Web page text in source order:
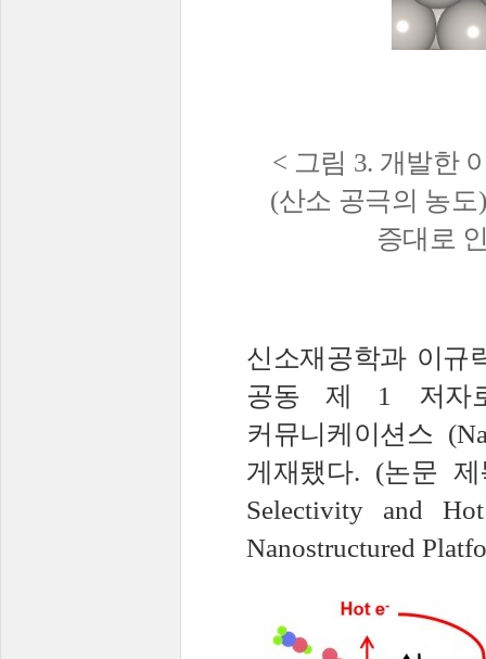
< 그림 3. 개발한
(산소 공극의 농도)
증대로
신소재공학과 이규
공동 제
1 저
커뮤니케이션스
게재됐다. (논문 제
Selectivity and
Nanostructured